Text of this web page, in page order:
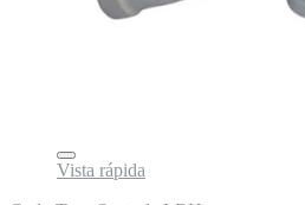
Vista rápida